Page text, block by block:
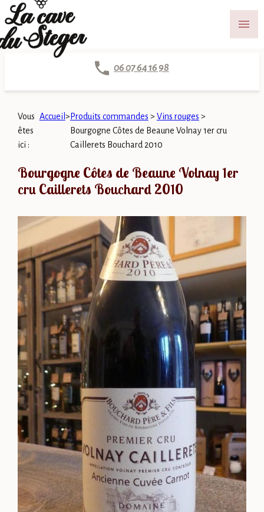
menu
06 07 64 16 98
Vous
êtes
ici :
Accueil > Produits commandes > Vins rouges >
Bourgogne Côtes de Beaune Volnay 1er cru
Caillerets Bouchard 2010
Bourgogne Côtes de Beaune Volnay 1er
cru Caillerets Bouchard 2010
Panneau de gestion des cookies